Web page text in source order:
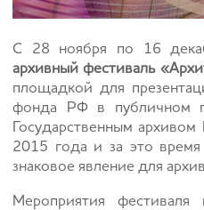
C 28 ноября по 16
архивный фестиваль
площадкой для
фонда РФ в публичном
Государственным
2015 года и за это время
знаковое явление для
Мероприятия фестиваля